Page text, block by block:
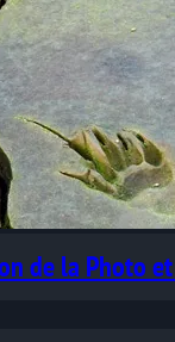
de la Photo